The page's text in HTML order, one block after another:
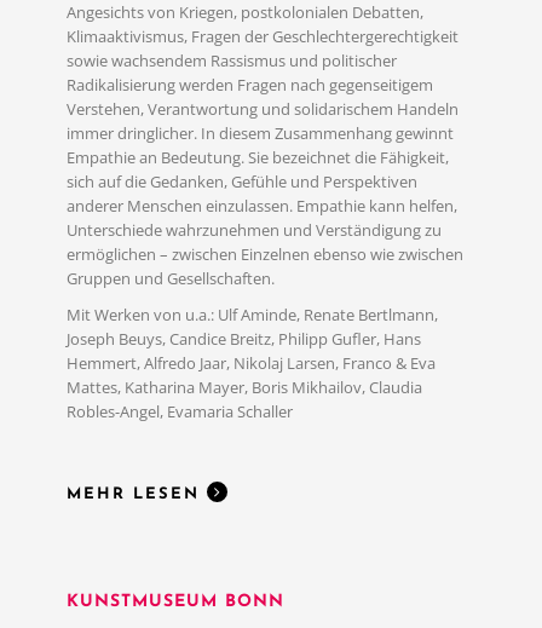
Angesichts von Kriegen, postkolonialen Debatten,
Klimaaktivismus, Fragen der Geschlechtergerechtigkeit
sowie wachsendem Rassismus und politischer
Radikalisierung werden Fragen nach gegenseitigem
Verstehen, Verantwortung und solidarischem Handeln
immer dringlicher. In diesem Zusammenhang gewinnt
Empathie an Bedeutung. Sie bezeichnet die Fähigkeit,
sich auf die Gedanken, Gefühle und Perspektiven
anderer Menschen einzulassen. Empathie kann helfen,
Unterschiede wahrzunehmen und Verständigung zu
ermöglichen – zwischen Einzelnen ebenso wie zwischen
Gruppen und Gesellschaften.
Mit Werken von u.a.: Ulf Aminde, Renate Bertlmann,
Joseph Beuys, Candice Breitz, Philipp Gufler, Hans
Hemmert, Alfredo Jaar, Nikolaj Larsen, Franco & Eva
Mattes, Katharina Mayer, Boris Mikhailov, Claudia
Robles-Angel, Evamaria Schaller
MEHR LESEN
MEHR LESEN
KUNSTMUSEUM BONN